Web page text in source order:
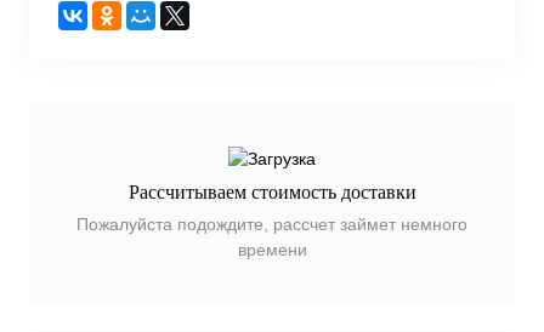
Рассчитываем стоимость доставки
Пожалуйста подождите, рассчет займет немного
времени